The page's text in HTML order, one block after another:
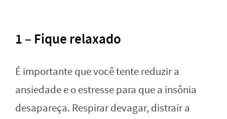
1 – Fique relaxado
É importante que você tente reduzir a
ansiedade e o estresse para que a insônia
desapareça. Respirar devagar, distrair a